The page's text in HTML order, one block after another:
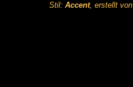
Stil: Accent, erstellt von